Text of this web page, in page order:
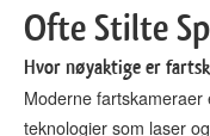
Ofte Stilte
Hvor nøyaktige er
Moderne
teknologier som laser